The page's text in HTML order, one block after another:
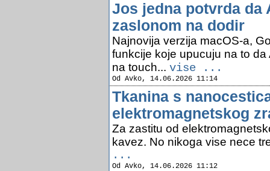
Jos jedna potvrda da
zaslonom na dodir
Najnovija verzija macOS-a,
funkcije koje upucuju na to
na touch... vise ...
Od Avko, 14.06.2026 11:14
Tkanina s
elektromagnetskog
Za zastitu od
kavez. No nikoga vise nece
...
Od Avko, 14.06.2026 11:12